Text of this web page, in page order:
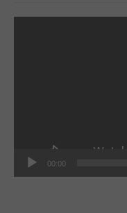
00:00